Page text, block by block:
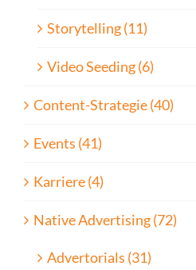
Storytelling (11)
Video Seeding (6)
Content-Strategie (40)
Events (41)
Karriere (4)
Native Advertising (72)
Advertorials (31)